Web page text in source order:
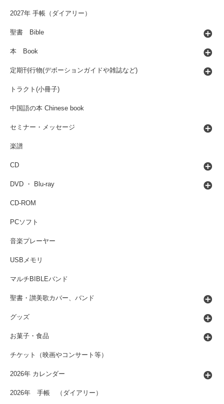
2027年 手帳（ダイアリー）
聖書 Bible
本 Book
定期刊行物(デボーションガイドや雑誌など)
トラクト(小冊子)
中国語の本 Chinese book
セミナー・メッセージ
楽譜
CD
DVD ・ Blu-ray
CD-ROM
PCソフト
音楽プレーヤー
USBメモリ
マルチBIBLEバンド
聖書・讃美歌カバー、バンド
グッズ
お菓子・食品
チケット（映画やコンサート等）
2026年 カレンダー
2026年 手帳 （ダイアリー）